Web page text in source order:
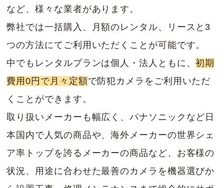
など、様々な業者があります。
弊社では一括購入、月額のレンタル、リースと3
つの方法にてご利用いただくことが可能です。
中でもレンタルプランは個人・法人ともに、初期
費用0円で月々定額で防犯カメラをご利用いただ
くことができます。
取り扱いメーカーも幅広く、パナソニックなど日
本国内で人気の商品や、海外メーカーの世界シェ
ア率トップを誇るメーカーの商品など、お客様の
状況、用途に合わせた最善のカメラを機器選びか